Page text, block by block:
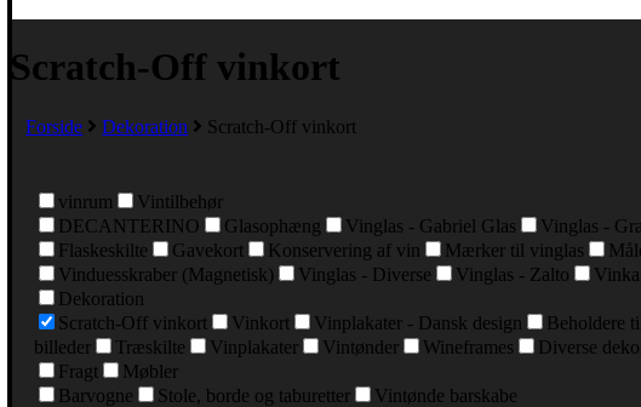
Scratch-Off vinkort
Forside Dekoration Scratch-Off vinkort
vinrum
Vintilbehør
DECANTERINO
Glasophæng Vinglas - Gabriel Glas Vinglas -
Flaskeskilte
Gavekort Konservering af vin Mærker til vinglas
Vinduesskraber (Magnetisk)
Vinglas - Diverse Vinglas - Zalto
Dekoration
Scratch-Off vinkort
Vinkort Vinplakater - Dansk design Beholdere
billeder
Træskilte Vinplakater Vintønder Wineframes
Diverse
Fragt
Møbler
Barvogne
Stole, borde og taburetter
Vintønde barskabe